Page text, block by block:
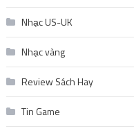
Nhạc US-UK
Nhạc vàng
Review Sách Hay
Tin Game